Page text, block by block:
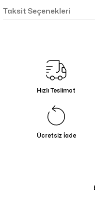
Taksit Seçenekleri
Hızlı Teslimat
Ücretsiz İade